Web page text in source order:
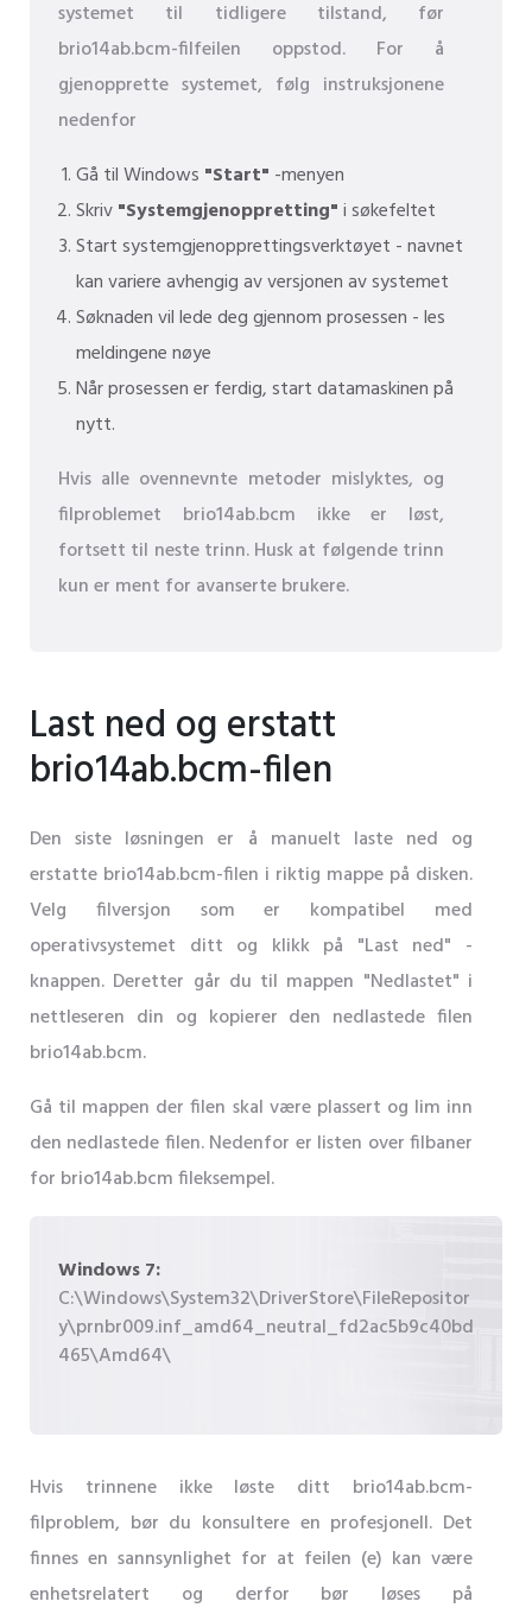
systemet til tidligere tilstand, før
brio14ab.bcm-filfeilen oppstod. For å
gjenopprette systemet, følg instruksjonene
nedenfor
Gå til Windows "Start" -menyen
Skriv"Systemgjenoppretting"i søkefeltet
Start systemgjenopprettingsverktøyet - navnet
kan variere avhengig av versjonen av systemet
Søknaden vil lede deg gjennom prosessen - les
meldingene nøye
Når prosessen er ferdig, start datamaskinen på
nytt.
Hvis alle ovennevnte metoder mislyktes, og
filproblemet brio14ab.bcm ikke er løst,
fortsett til neste trinn. Husk at følgende trinn
kun er ment for avanserte brukere.
Last ned og erstatt
brio14ab.bcm-filen
Den siste løsningen er å manuelt laste ned og
erstatte brio14ab.bcm-filen i riktig mappe på disken.
Velg filversjon som er kompatibel med
operativsystemet ditt og klikk på "Last ned" -
knappen. Deretter går du til mappen "Nedlastet" i
nettleseren din og kopierer den nedlastede filen
brio14ab.bcm.
Gå til mappen der filen skal være plassert og lim inn
den nedlastede filen. Nedenfor er listen over filbaner
for brio14ab.bcm fileksempel.
Windows 7:
C:\Windows\System32\DriverStore\FileRepositor
y\prnbr009.inf_amd64_neutral_fd2ac5b9c40bd
465\Amd64\
Hvis trinnene ikke løste ditt brio14ab.bcm-
filproblem, bør du konsultere en profesjonell. Det
finnes en sannsynlighet for at feilen (e) kan være
enhetsrelatert og derfor bør løses på